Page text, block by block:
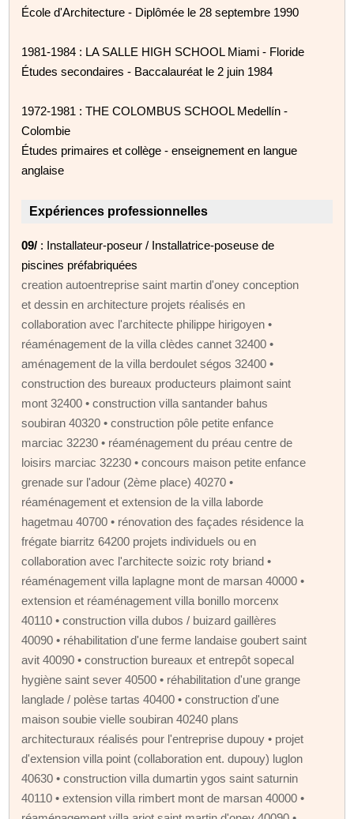
École d'Architecture - Diplômée le 28 septembre 1990
1981-1984 : LA SALLE HIGH SCHOOL Miami - Floride
Études secondaires - Baccalauréat le 2 juin 1984
1972-1981 : THE COLOMBUS SCHOOL Medellín -
Colombie
Études primaires et collège - enseignement en langue
anglaise
Expériences professionnelles
09/ : Installateur-poseur / Installatrice-poseuse de
piscines préfabriquées
creation autoentreprise saint martin d'oney conception
et dessin en architecture projets réalisés en
collaboration avec l'architecte philippe hirigoyen •
réaménagement de la villa clèdes cannet 32400 •
aménagement de la villa berdoulet ségos 32400 •
construction des bureaux producteurs plaimont saint
mont 32400 • construction villa santander bahus
soubiran 40320 • construction pôle petite enfance
marciac 32230 • réaménagement du préau centre de
loisirs marciac 32230 • concours maison petite enfance
grenade sur l'adour (2ème place) 40270 •
réaménagement et extension de la villa laborde
hagetmau 40700 • rénovation des façades résidence la
frégate biarritz 64200 projets individuels ou en
collaboration avec l'architecte soizic roty briand •
réaménagement villa laplagne mont de marsan 40000 •
extension et réaménagement villa bonillo morcenx
40110 • construction villa dubos / buizard gaillères
40090 • réhabilitation d'une ferme landaise goubert saint
avit 40090 • construction bureaux et entrepôt sopecal
hygiène saint sever 40500 • réhabilitation d'une grange
langlade / polèse tartas 40400 • construction d'une
maison soubie vielle soubiran 40240 plans
architecturaux réalisés pour l'entreprise dupouy • projet
d'extension villa point (collaboration ent. dupouy) luglon
40630 • construction villa dumartin ygos saint saturnin
40110 • extension villa rimbert mont de marsan 40000 •